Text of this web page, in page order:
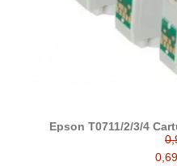
Epson T0711/2/3/4